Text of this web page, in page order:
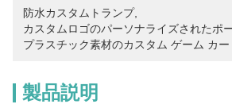
防水カスタムトランプ,
カスタムロゴのパーソナライズされたポ
プラスチック素材のカスタム ゲーム カー
製品説明